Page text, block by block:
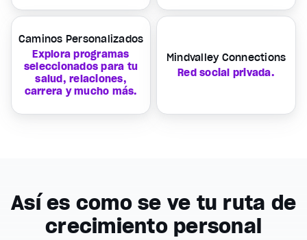
Caminos Personalizados
Explora programas
seleccionados para tu
salud, relaciones,
carrera y mucho más.
Mindvalley Connections
Red social privada.
Así es como se ve tu ruta de
crecimiento personal